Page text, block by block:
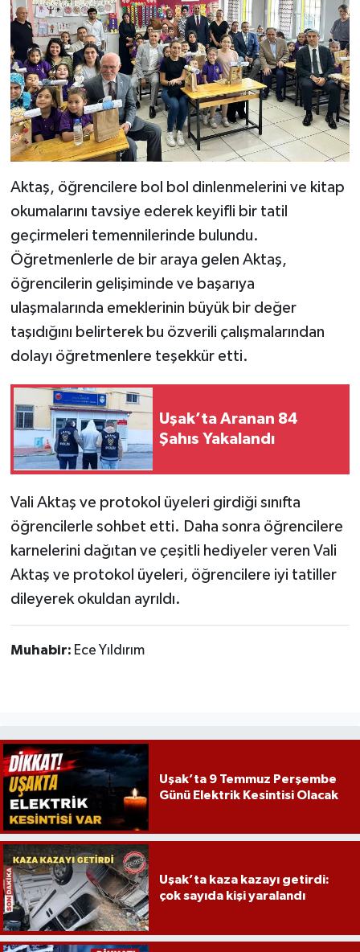
Aktaş, öğrencilere bol bol dinlenmelerini ve kitap
okumalarını tavsiye ederek keyifli bir tatil
geçirmeleri temennilerinde bulundu.
Öğretmenlerle de bir araya gelen Aktaş,
öğrencilerin gelişiminde ve başarıya
ulaşmalarında emeklerinin büyük bir değer
taşıdığını belirterek bu özverili çalışmalarından
dolayı öğretmenlere teşekkür etti.
Uşak’ta Aranan 84
Şahıs Yakalandı
Vali Aktaş ve protokol üyeleri girdiği sınıfta
öğrencilerle sohbet etti. Daha sonra öğrencilere
karnelerini dağıtan ve çeşitli hediyeler veren Vali
Aktaş ve protokol üyeleri, öğrencilere iyi tatiller
dileyerek okuldan ayrıldı.
Muhabir: Ece Yıldırım
Uşak’ta 9 Temmuz Perşembe
Günü Elektrik Kesintisi Olacak
Uşak’ta kaza kazayı getirdi:
çok sayıda kişi yaralandı